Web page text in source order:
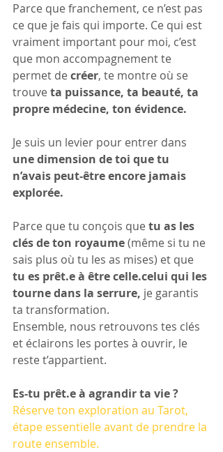
Parce que franchement, ce n’est pas
ce que je fais qui importe. Ce qui est
vraiment important pour moi, c’est
que mon accompagnement te
permet de créer, te montre où se
trouve ta puissance, ta beauté, ta
propre médecine, ton évidence.
Je suis un levier pour entrer dans
une dimension de toi que tu
n’avais peut-être encore jamais
explorée.
Parce que tu conçois que tu as les
clés de ton royaume (même si tu ne
sais plus où tu les as mises) et que
tu es prêt.e à être celle.celui qui les
tourne dans la serrure, je garantis
ta transformation.
Ensemble, nous retrouvons tes clés
et éclairons les portes à ouvrir, le
reste t’appartient.
Es-tu prêt.e à agrandir ta vie ?
Réserve ton exploration au Tarot,
étape essentielle avant de prendre la
route ensemble.